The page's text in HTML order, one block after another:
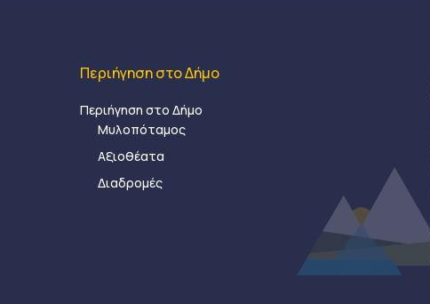
Περιήγηση στο Δήμο
Περιήγηση στο Δήμο
Μυλοπόταμος
Αξιοθέατα
Διαδρομές